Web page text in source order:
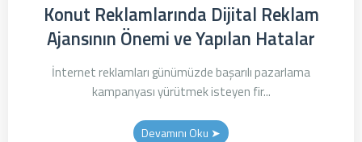
Konut Reklamlarında Dijital Reklam
Ajansının Önemi ve Yapılan Hatalar
İnternet reklamları günümüzde başarılı pazarlama
kampanyası yürütmek isteyen fir...
Devamını Oku ➤